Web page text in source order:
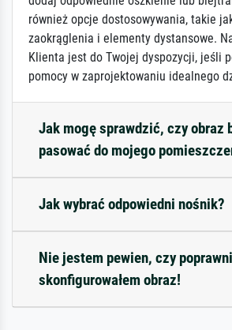
również opcje dostosowywania, takie
zaokrąglenia i elementy dystansowe.
Klienta jest do Twojej dyspozycji, jeśli
pomocy w zaprojektowaniu idealnego
Jak mogę sprawdzić, czy obraz
pasować do mojego
Jak wybrać odpowiedni nośnik?
Nie jestem pewien, czy
skonfigurowałem obraz!